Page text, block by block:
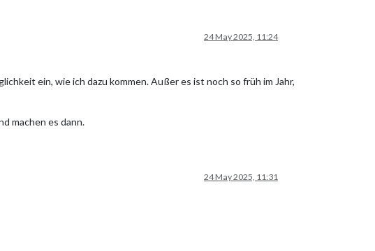
24 May 2025, 11:24
ein, wie ich dazu kommen. Außer es ist noch so früh im Jahr,
machen es dann.
24 May 2025, 11:31